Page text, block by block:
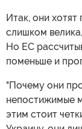
Итак, они
слишком
Но ЕС
поменьше и
"Почему они
непостижимые
этим стоит